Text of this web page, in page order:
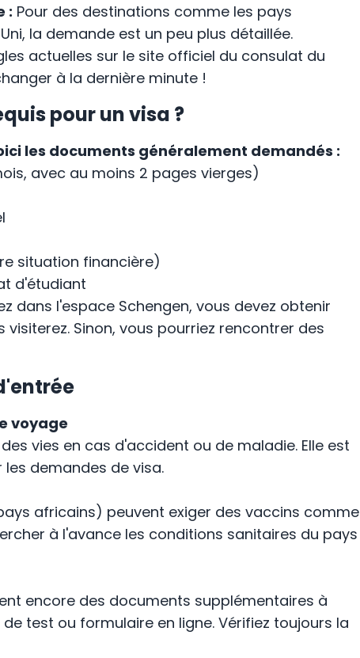
: Pour des destinations comme les pays
la demande est un peu plus détaillée.
actuelles sur le site officiel du consulat du
à la dernière minute !
pour un visa ?
les documents généralement demandés :
avec au moins 2 pages vierges)
situation financière)
d'étudiant
dans l'espace Schengen, vous devez obtenir
Sinon, vous pourriez rencontrer des
voyage
vies en cas d'accident ou de maladie. Elle est
demandes de visa.
africains) peuvent exiger des vaccins comme
à l'avance les conditions sanitaires du pays
encore des documents supplémentaires à
test ou formulaire en ligne. Vérifiez toujours la